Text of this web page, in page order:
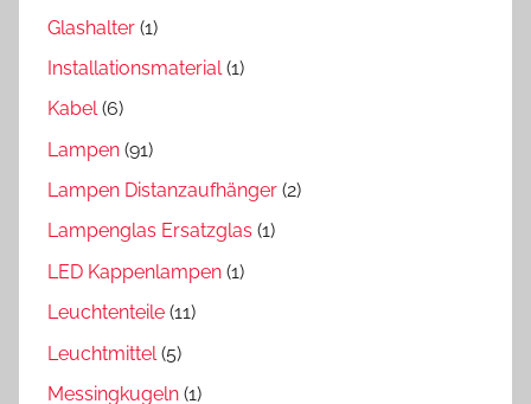
Glashalter (1)
Installationsmaterial(1)
Kabel(6)
Lampen (91)
Lampen Distanzaufhänger (2)
Lampenglas Ersatzglas (1)
LED Kappenlampen (1)
Leuchtenteile (11)
Leuchtmittel (5)
Messingkugeln (1)